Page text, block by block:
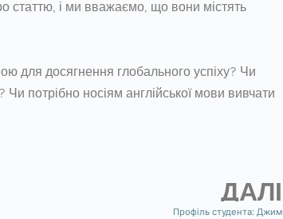
статтю, і ми вважаємо, що вони містять
для досягнення глобального успіху? Чи
потрібно носіям англійської мови вивчати
ДАЛІ
Профіль студента: Джим